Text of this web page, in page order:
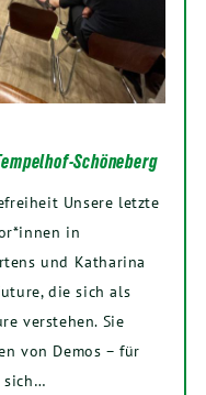
Schöneberg
Unsere letzte
in
und Katharina
die sich als
verstehen. Sie
von Demos – für
sich…